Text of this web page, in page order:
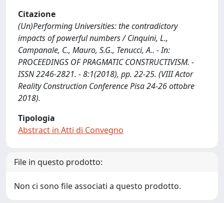
Citazione
(Un)Performing Universities: the contradictory
impacts of powerful numbers / Cinquini, L.,
Campanale, C., Mauro, S.G., Tenucci, A.. - In:
PROCEEDINGS OF PRAGMATIC CONSTRUCTIVISM. -
ISSN 2246-2821. - 8:1(2018), pp. 22-25. (VIII Actor
Reality Construction Conference Pisa 24-26 ottobre
2018).
Tipologia
Abstract in Atti di Convegno
File in questo prodotto:
Non ci sono file associati a questo prodotto.